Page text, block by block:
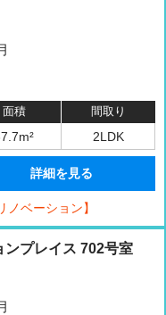
面積 間取り
2LDK
詳細を見る
ベーション】
プレイス 702号室